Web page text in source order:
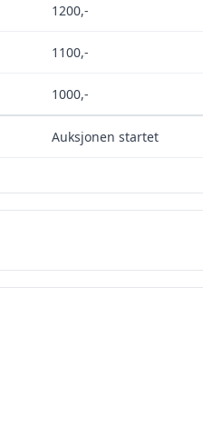
1200,-
1100,-
1000,-
Auksjonen startet
gratis på
– uten skjulte kostnader
og nå kjøpere